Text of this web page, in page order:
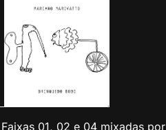
01, 02 e 04 mixadas por